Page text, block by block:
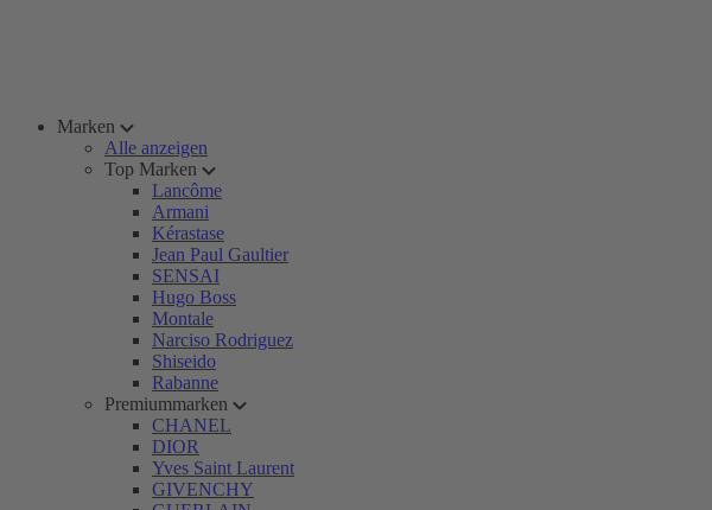
Marken
Alle anzeigen
Top Marken
Lancôme
Armani
Kérastase
Jean Paul Gaultier
SENSAI
Hugo Boss
Montale
Narciso Rodriguez
Shiseido
Rabanne
Premiummarken
CHANEL
DIOR
Yves Saint Laurent
GIVENCHY